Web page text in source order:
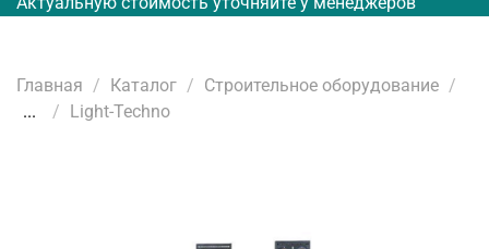
Главная Каталог
Строительное оборудование
...
Light-Techno